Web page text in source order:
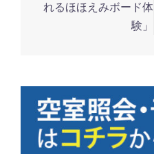
稿
ー
シ
ョ
ン
れるほほえみボード体
験」